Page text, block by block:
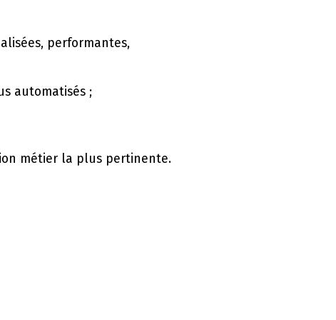
performantes,
automatisés ;
métier la plus pertinente.